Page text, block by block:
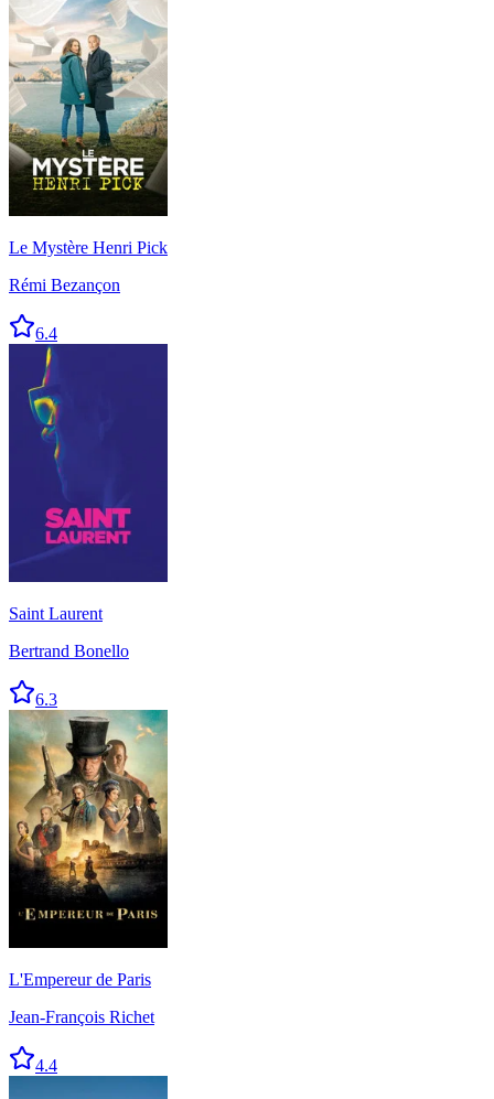
Le Mystère Henri Pick
Rémi Bezançon
6.4
Saint Laurent
Bertrand Bonello
6.3
L'Empereur de Paris
Jean-François Richet
4.4